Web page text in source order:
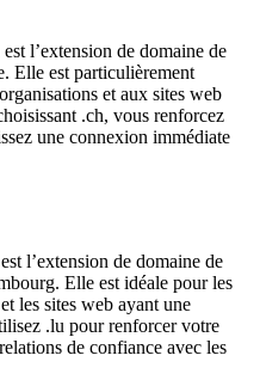
l’extension de domaine de
Elle est particulièrement
et aux sites web
.ch, vous renforcez
une connexion immédiate
l’extension de domaine de
Elle est idéale pour les
les sites web ayant une
.lu pour renforcer votre
de confiance avec les